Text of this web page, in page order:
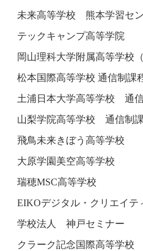
未来高等学校 熊本学習セ
テックキャンプ高等学院
岡山理科大学附属高等学校
松本国際高等学校 通信制課
土浦日本大学高等学校 通
山梨学院高等学校 通信制
飛鳥未来きぼう高等学校
大原学園美空高等学校
瑞穂MSC高等学校
EIKOデジタル・クリエイテ
学校法人 神戸セミナー
クラーク記念国際高等学校